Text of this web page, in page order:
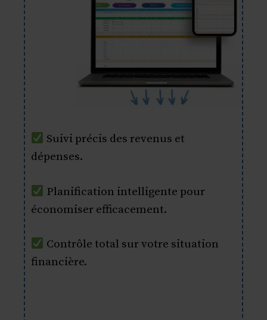
Suivi précis des revenus et
dépenses.
Planification intelligente pour
économiser efficacement.
Contrôle total sur votre situation
financière.